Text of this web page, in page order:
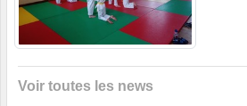
Voir toutes les news